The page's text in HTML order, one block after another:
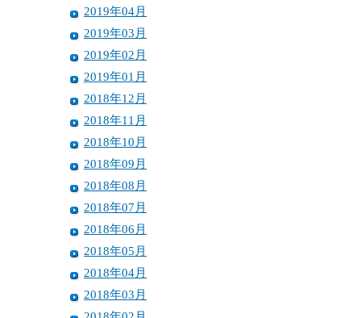
2019年04月
2019年03月
2019年02月
2019年01月
2018年12月
2018年11月
2018年10月
2018年09月
2018年08月
2018年07月
2018年06月
2018年05月
2018年04月
2018年03月